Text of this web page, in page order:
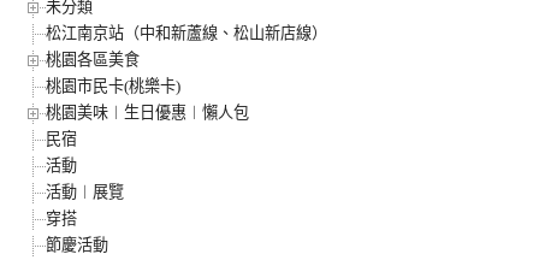
未分類
松江南京站（中和新蘆線、松山新店線）
桃園各區美食
桃園市民卡(桃樂卡)
桃園美味︱生日優惠︱懶人包
民宿
活動
活動︱展覽
穿搭
節慶活動